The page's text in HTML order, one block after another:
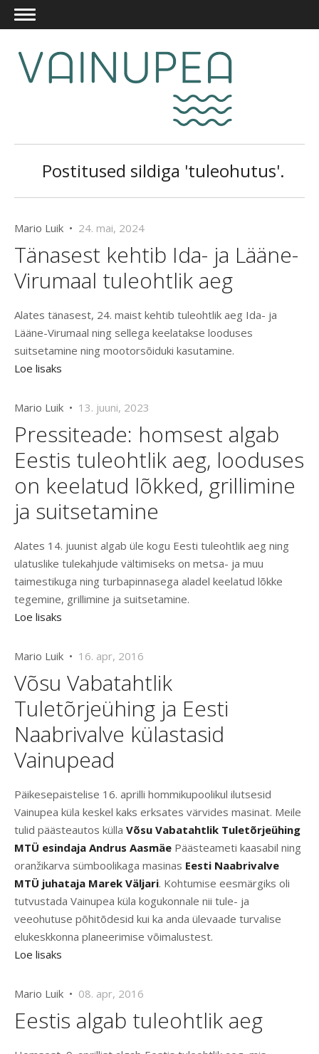
Postitused sildiga 'tuleohutus'.
Mario Luik • 24. mai, 2024
Tänasest kehtib Ida- ja Lääne-
Virumaal tuleohtlik aeg
Alates tänasest, 24. maist kehtib tuleohtlik aeg Ida- ja
Lääne-Virumaal ning sellega keelatakse looduses
suitsetamine ning mootorsõiduki kasutamine.
Loe lisaks
Mario Luik • 13. juuni, 2023
Pressiteade: homsest algab
Eestis tuleohtlik aeg, looduses
on keelatud lõkked, grillimine
ja suitsetamine
Alates 14. juunist algab üle kogu Eesti tuleohtlik aeg ning
ulatuslike tulekahjude vältimiseks on metsa- ja muu
taimestikuga ning turbapinnasega aladel keelatud lõkke
tegemine, grillimine ja suitsetamine.
Loe lisaks
Mario Luik • 16. apr, 2016
Võsu Vabatahtlik
Tuletõrjeühing ja Eesti
Naabrivalve külastasid
Vainupead
Päikesepaistelise 16. aprilli hommikupoolikul ilutsesid
Vainupea küla keskel kaks erksates värvides masinat. Meile
tulid päästeautos külla Võsu Vabatahtlik Tuletõrjeühing
MTÜ esindaja Andrus Aasmäe Päästeameti kaasabil ning
oranžikarva sümboolikaga masinas Eesti Naabrivalve
MTÜ juhataja Marek Väljari. Kohtumise eesmärgiks oli
tutvustada Vainupea küla kogukonnale nii tule- ja
veeohutuse põhitõdesid kui ka anda ülevaade turvalise
elukeskkonna planeerimise võimalustest.
Loe lisaks
Mario Luik • 08. apr, 2016
Eestis algab tuleohtlik aeg